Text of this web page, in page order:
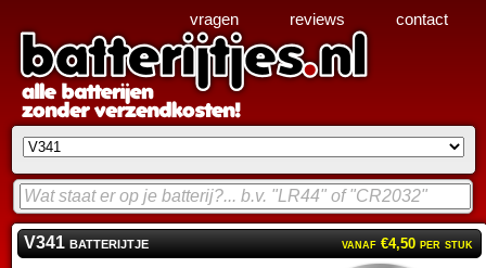
V341 batterijtje vanaf €4,50 per stuk
vragen reviews contact